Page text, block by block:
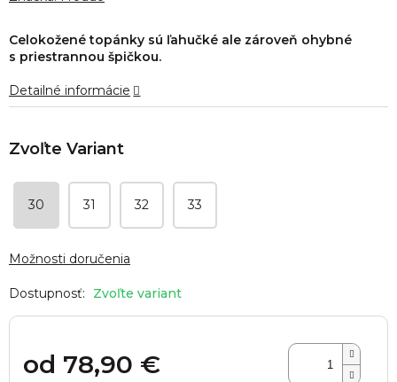
Zvoľte variant
30 31 32 33
Možnosti doručenia
od 78,90 €
Celokožené topánky sú ľahučké ale zároveň ohybné
s priestrannou špičkou.
Detailné informácie
z
5